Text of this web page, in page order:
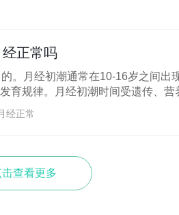
正常吗
。月经初潮通常在10-16岁之间出
育规律。月经初潮时间受遗传、营
经正常
击查看更多